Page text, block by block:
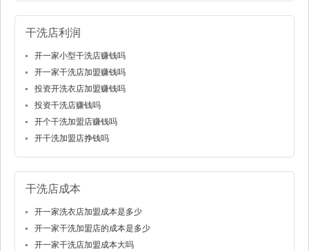
干洗店利润
开一家小型干洗店赚钱吗
开一家干洗店加盟赚钱吗
投资开洗衣店加盟赚钱吗
投资干洗店赚钱吗
开个干洗加盟店赚钱吗
开干洗加盟店挣钱吗
干洗店成本
开一家洗衣店加盟成本是多少
开一家干洗加盟店的成本是多少
开一家干洗店加盟成本大吗